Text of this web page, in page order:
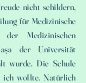
nicht schildern,
für Medizinische
der Medizinischen
der Universität
wurde. Die Schule
ich wollte. Natürlich